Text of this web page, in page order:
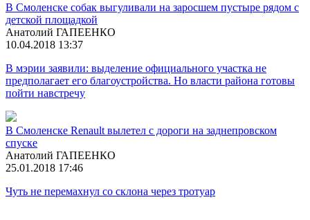
В Смоленске собак выгуливали на заросшем пустыре рядом с
детской площадкой
Анатолий ГАПЕЕНКО
10.04.2018 13:37
В мэрии заявили: выделение официального участка не
предполагает его благоустройства. Но власти района готовы
пойти навстречу
В Смоленске Renault вылетел с дороги на заднепровском
спуске
Анатолий ГАПЕЕНКО
25.01.2018 17:46
Чуть не перемахнул со склона через тротуар